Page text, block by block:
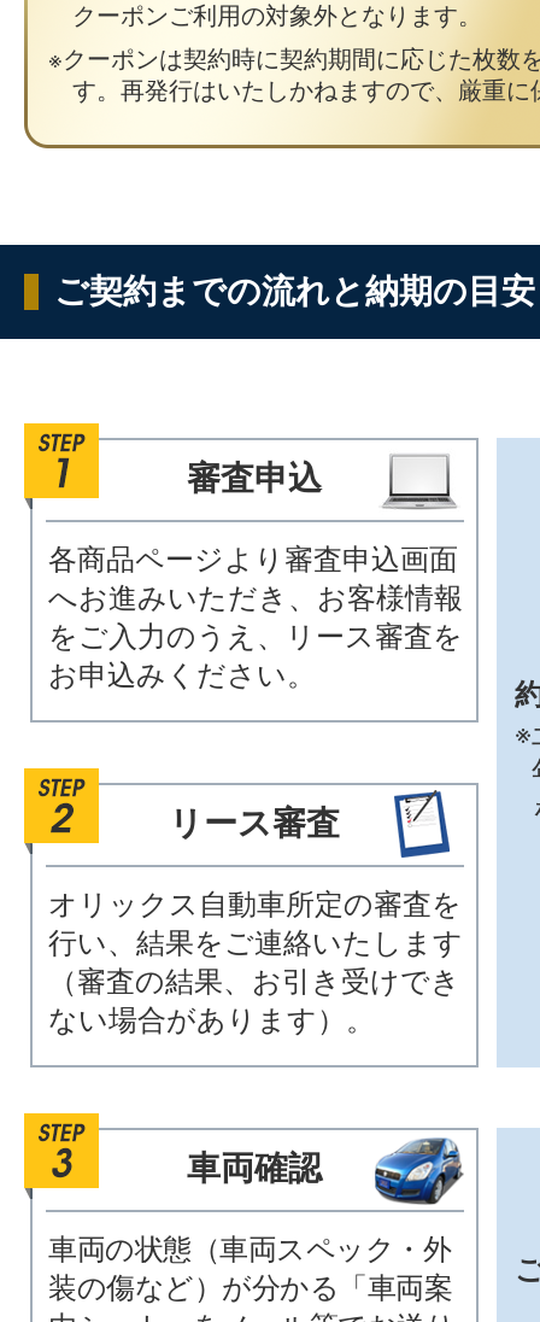
クーポンご利用の対象外となります。
クーポンは契約時に契約期間に応じた枚数
す。再発行はいたしかねますので、厳重に
ご契約までの流れと納期の目安
審査申込
各商品ページより審査申込画面
へお進みいただき、お客様情報
をご入力のうえ、リース審査を
お申込みください。
リース審査
オリックス自動車所定の審査を
行い、結果をご連絡いたします
（審査の結果、お引き受けでき
ない場合があります）。
車両確認
車両の状態（車両スペック・外
装の傷など）が分かる「車両案
※